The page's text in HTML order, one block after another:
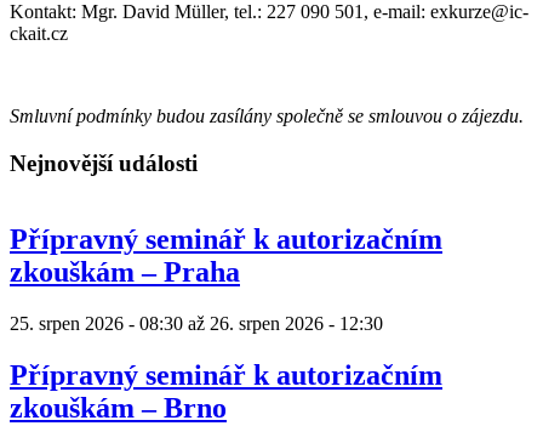
Kontakt: Mgr. David Müller, tel.: 227 090 501, e-mail: exkurze@ic-
ckait.cz
Smluvní podmínky budou zasílány společně se smlouvou o zájezdu.
Nejnovější události
Přípravný seminář k autorizačním
zkouškám – Praha
25. srpen 2026 - 08:30 až 26. srpen 2026 - 12:30
Přípravný seminář k autorizačním
zkouškám – Brno